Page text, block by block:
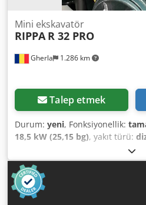
Gherla 1.286 km
Mini ekskavatör
RIPPA R 32 PRO
Talep etmek
Durum: yeni, Fonksiyonellik:
18,5 kW (25,15 bg), yakıt türü:
, Üretim yılı:2025
mini ekskavatör, Japon Kubota
Euro 5 emisyon, Tier 4 Stage V,
mansalier kamerası, üretim yılı
elemanı, 1000 mm eğimli